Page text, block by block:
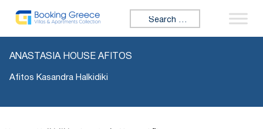
Search for:
ANASTASIA HOUSE AFITOS
Afitos Kasandra Halkidiki